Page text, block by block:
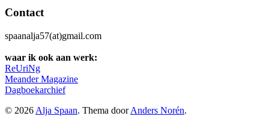
Contact
spaanalja57(at)gmail.com
waar ik ook aan werk:
ReUriNg
Meander Magazine
Dagboekarchief
© 2026 Alja Spaan. Thema doorAnders Norén.